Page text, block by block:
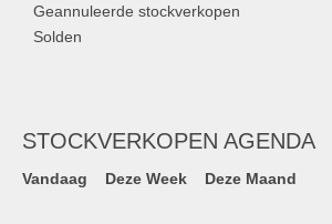
Geannuleerde stockverkopen
Solden
STOCKVERKOPEN AGENDA
Vandaag Deze Week Deze Maand